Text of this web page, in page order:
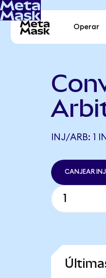
Operar
INJ/ARB: 1
CANJEAR